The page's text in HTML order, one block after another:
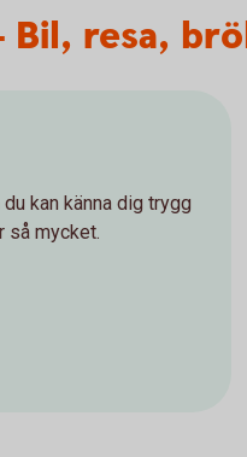
Bil, resa,
kan känna dig trygg
så mycket.